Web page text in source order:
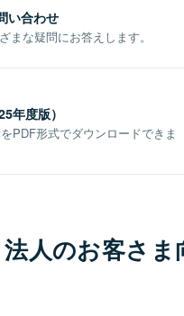
い合わせ
まな疑問にお答えします。
年度版）
PDF形式でダウンロードできま
人のお客さま